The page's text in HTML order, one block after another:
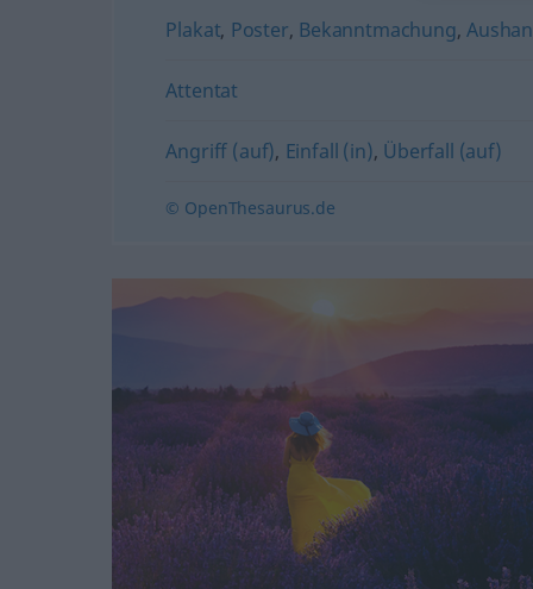
Plakat, Poster, Bekanntmachung,
Attentat
Angriff (auf), Einfall (in), Überfall (auf)
© OpenThesaurus.de